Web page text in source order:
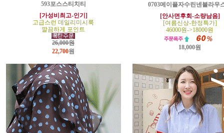
593포스스티치티
[가성비최고-인기]
고급스런 데일리미시룩
깔끔하게 포인트
26,000원
22,700원
0703메이플자수린넨블라우
[안사면후회-소량남음]
[여름신상-한정특가]
46000원->18000원
18,000원